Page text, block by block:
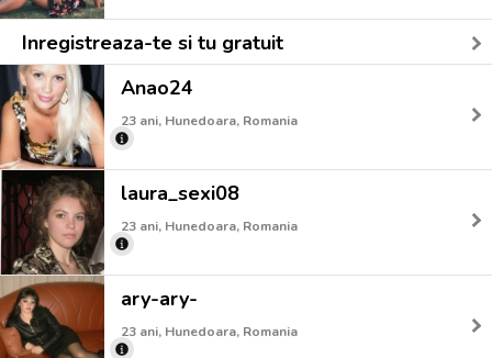
Inregistreaza-te si tu gratuit
Anao24
23 ani, Hunedoara, Romania
laura_sexi08
23 ani, Hunedoara, Romania
ary-ary-
23 ani, Hunedoara, Romania